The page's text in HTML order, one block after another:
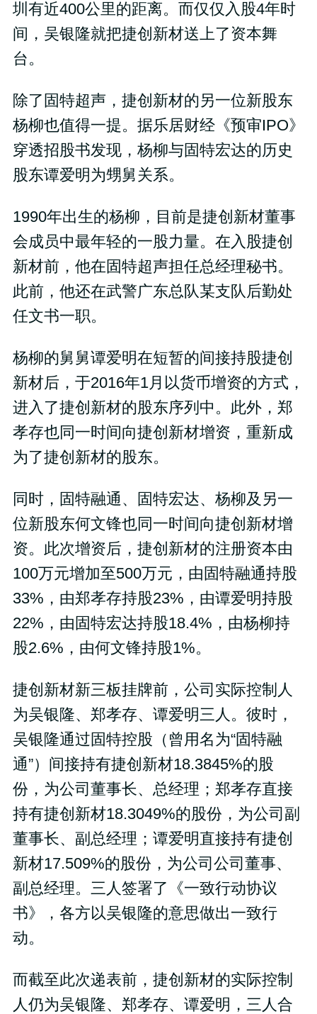
圳有近400公里的距离。而仅仅入股4年时
间，吴银隆就把捷创新材送上了资本舞
台。
除了固特超声，捷创新材的另一位新股东
杨柳也值得一提。据乐居财经《预审IPO》
穿透招股书发现，杨柳与固特宏达的历史
股东谭爱明为甥舅关系。
1990年出生的杨柳，目前是捷创新材董事
会成员中最年轻的一股力量。在入股捷创
新材前，他在固特超声担任总经理秘书。
此前，他还在武警广东总队某支队后勤处
任文书一职。
杨柳的舅舅谭爱明在短暂的间接持股捷创
新材后，于2016年1月以货币增资的方式，
进入了捷创新材的股东序列中。此外，郑
孝存也同一时间向捷创新材增资，重新成
为了捷创新材的股东。
同时，固特融通、固特宏达、杨柳及另一
位新股东何文锋也同一时间向捷创新材增
资。此次增资后，捷创新材的注册资本由
100万元增加至500万元，由固特融通持股
33%，由郑孝存持股23%，由谭爱明持股
22%，由固特宏达持股18.4%，由杨柳持
股2.6%，由何文锋持股1%。
捷创新材新三板挂牌前，公司实际控制人
为吴银隆、郑孝存、谭爱明三人。彼时，
吴银隆通过固特控股（曾用名为“固特融
通”）间接持有捷创新材18.3845%的股
份，为公司董事长、总经理；郑孝存直接
持有捷创新材18.3049%的股份，为公司副
董事长、副总经理；谭爱明直接持有捷创
新材17.509%的股份，为公司公司董事、
副总经理。三人签署了《一致行动协议
书》，各方以吴银隆的意思做出一致行
动。
而截至此次递表前，捷创新材的实际控制
人仍为吴银隆、郑孝存、谭爱明，三人合